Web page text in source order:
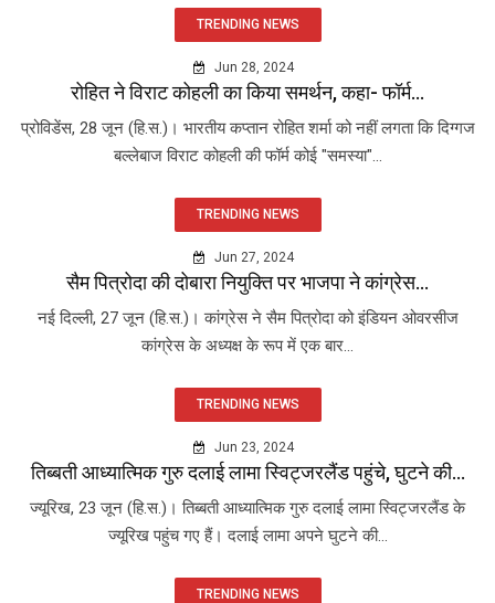
TRENDING NEWS
Jun 28, 2024
रोहित ने विराट कोहली का किया समर्थन, कहा- फॉर्म...
प्रोविडेंस, 28 जून (हि.स.)। भारतीय कप्तान रोहित शर्मा को नहीं लगता कि दिग्गज
बल्लेबाज विराट कोहली की फॉर्म कोई "समस्या"...
TRENDING NEWS
Jun 27, 2024
सैम पित्रोदा की दोबारा नियुक्ति पर भाजपा ने कांग्रेस...
नई दिल्ली, 27 जून (हि.स.)। कांग्रेस ने सैम पित्रोदा को इंडियन ओवरसीज
कांग्रेस के अध्यक्ष के रूप में एक बार...
TRENDING NEWS
Jun 23, 2024
तिब्बती आध्यात्मिक गुरु दलाई लामा स्विट्जरलैंड पहुंचे, घुटने की...
ज्यूरिख, 23 जून (हि.स.)। तिब्बती आध्यात्मिक गुरु दलाई लामा स्विट्जरलैंड के
ज्यूरिख पहुंच गए हैं। दलाई लामा अपने घुटने की...
TRENDING NEWS